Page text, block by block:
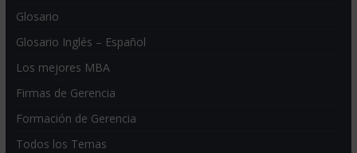
Glosario
Glosario Inglés – Español
Los mejores MBA
Firmas de Gerencia
Formación de Gerencia
Todos los Temas